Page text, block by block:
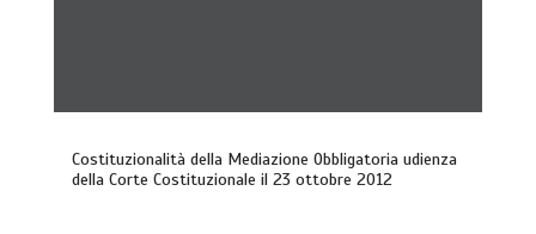
Costituzionalità della Mediazione Obbligatoria udienza
della Corte Costituzionale il 23 ottobre 2012